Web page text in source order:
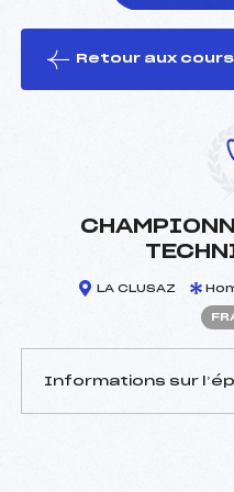
le ski
Retour aux
LA CLUSAZ
Informations sur